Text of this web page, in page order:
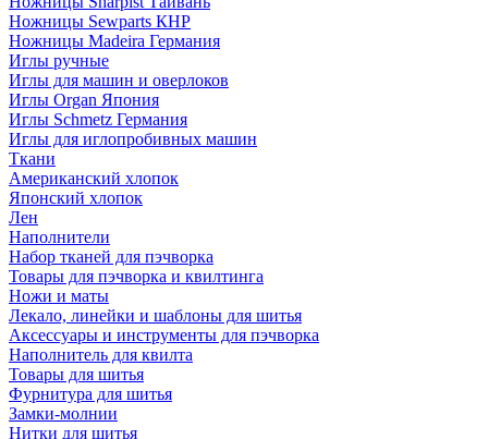
Ножницы Sewparts КНР
Ножницы Madeira Германия
Иглы ручные
Иглы для машин и оверлоков
Иглы Organ Япония
Иглы Schmetz Германия
Иглы для иглопробивных машин
Ткани
Американский хлопок
Японский хлопок
Лен
Наполнители
Набор тканей для пэчворка
Товары для пэчворка и квилтинга
Ножи и маты
Лекало, линейки и шаблоны для шитья
Аксессуары и инструменты для пэчворка
Наполнитель для квилта
Товары для шитья
Фурнитура для шитья
Замки-молнии
Нитки для шитья